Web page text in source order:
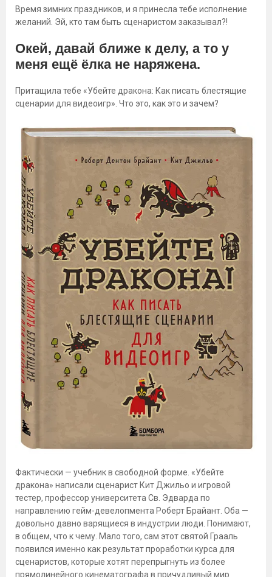
Время зимних праздников, и я принесла тебе исполнение
желаний. Эй, кто там быть сценаристом заказывал?!
Окей, давай ближе к делу, а то у
меня ещё ёлка не наряжена.
Притащила тебе «Убейте дракона: Как писать блестящие
сценарии для видеоигр». Что это, как это и зачем?
Фактически — учебник в свободной форме. «Убейте
дракона» написали сценарист Кит Джильо и игровой
тестер, профессор университета Св. Эдварда по
направлению гейм-девелопмента Роберт Брайант. Оба —
довольно давно варящиеся в индустрии люди. Понимают,
в общем, что к чему. Мало того, сам этот святой Грааль
появился именно как результат проработки курса для
сценаристов, которые хотят перепрыгнуть из более
прямолинейного кинематографа в причудливый мир